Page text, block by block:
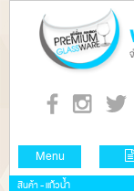
Menu
สินค้า -แก้วน้ำ